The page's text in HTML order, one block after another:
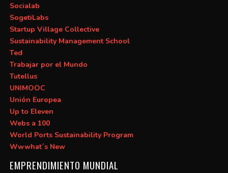
Socialab
SogetiLabs
Startup Village Collective
Sustainability Management School
Ted
Trabajar por el Mundo
Tutellus
UNIMOOC
Unión Europea
Up to Eleven
Webs a 100
World Ports Sustainability Program
Wwwhat´s New
EMPRENDIMIENTO MUNDIAL